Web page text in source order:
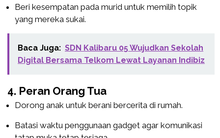
Beri kesempatan pada murid untuk memilih topik
yang mereka sukai.
Baca Juga: SDN Kalibaru 05 Wujudkan Sekolah
Digital Bersama Telkom Lewat Layanan Indibiz
4. Peran Orang Tua
Dorong anak untuk berani bercerita di rumah.
Batasi waktu penggunaan gadget agar komunikasi